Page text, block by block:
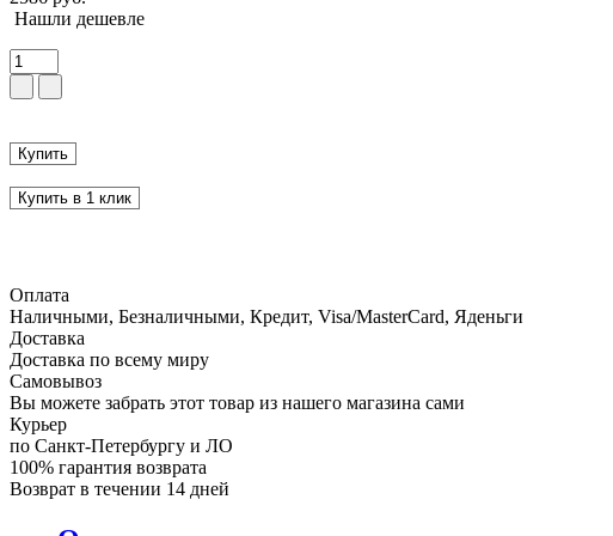
Нашли дешевле
Купить
Купить в 1 клик
Оплата
Наличными, Безналичными, Кредит, Visa/MasterCard, Яденьги
Доставка
Доставка по всему миру
Самовывоз
Вы можете забрать этот товар из нашего магазина сами
Курьер
по Санкт-Петербургу и ЛО
100% гарантия возврата
Возврат в течении 14 дней